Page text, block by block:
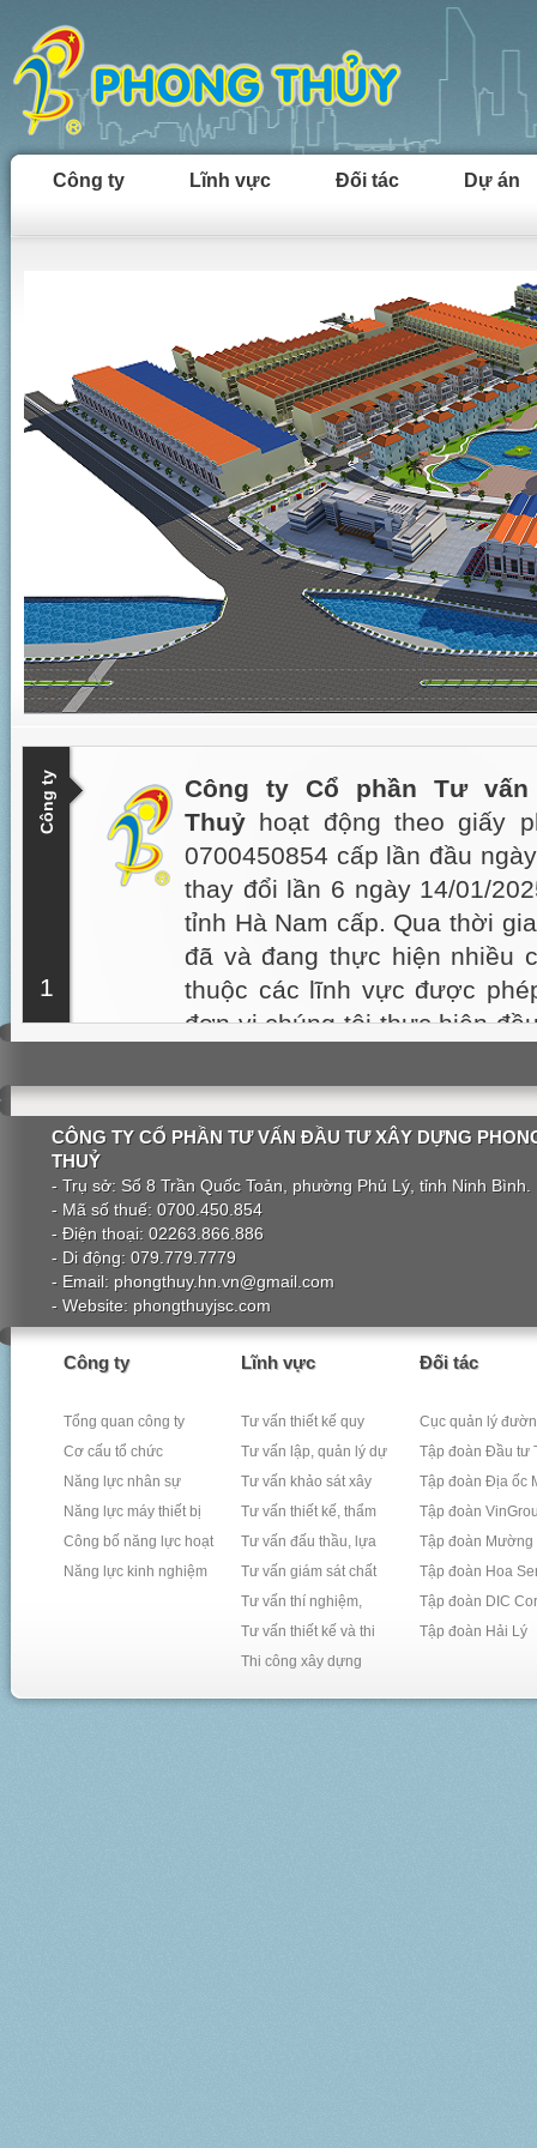
Công ty Lĩnh vực Đối tác Dự án
Công ty
1
Công ty Cổ phần Tư
Thuỷ hoạt động theo giấy
0700450854 cấp lần đầu
thay đổi lần 6 ngày 14/01/
tỉnh Hà Nam cấp. Qua thời
đã và đang thực hiện nhiều
thuộc các lĩnh vực được
đơn vị chúng tôi thực hiện
Tổng quan công ty
Cơ cấu tổ chức
Năng lực nhân sự
CÔNG TY CỔ PHẦN TƯ VẤN ĐẦU TƯ XÂY DỰNG
THUỶ
- Trụ sở: Sổ 8 Trần Quốc Toản, phường Phủ Lý, tỉnh Ninh Bình.
- Mã số thuế: 0700.450.854
- Điện thoại: 02263.866.886
- Di động: 079.779.7779
- Email: phongthuy.hn.vn@gmail.com
- Website: phongthuyjsc.com
Công ty
Tổng quan công ty
Cơ cấu tổ chức
Năng lực nhân sự
Năng lực máy thiết bị
Công bố năng lực hoạt
động thí nghiệm
Năng lực kinh nghiệm
Lĩnh vực
Tư vấn thiết kế quy
hoạch xây dựng
Tư vấn lập, quản lý dự
án đầu tư xây dựng
Tư vấn khảo sát xây
dựng công trình
Tư vấn thiết kế, thẩm
tra thiết kế, dự toán xây
dựng
Tư vấn đấu thầu, lựa
chọn nhà thầu xây
dựng
Tư vấn giám sát chất
lượng công trình xây
dựng
Tư vấn thí nghiệm,
kiểm định chất lượng
công trình
Tư vấn thiết kế và thi
công kiến trúc nội
Thi công xây dựng
Đối tác
Cục quản lý
1
Tập đoàn Đầu tư
Lộc
Tập đoàn Địa ốc
Hùng
Tập đoàn
Tập đoàn Mường
Thanh
Tập đoàn Hoa
Tập đoàn DIC
Tập đoàn Hải Lý